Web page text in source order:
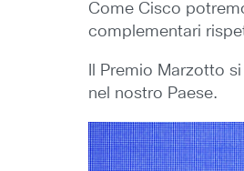
Come Cisco
complementari
Il Premio Marzotto
nel nostro Paese.